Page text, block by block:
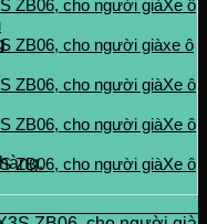
Xe ô
xe ô
Xe ô
Xe ô
Xe ô